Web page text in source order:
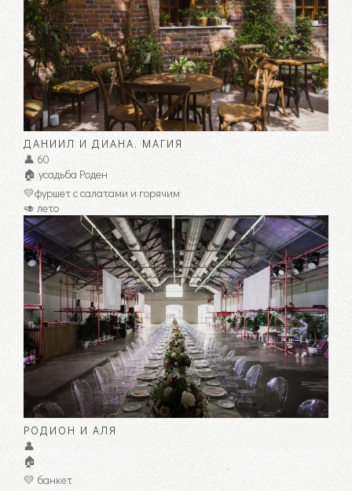
ДАНИИЛ И ДИАНА. МАГИЯ
👤 60
🏠 усадьба Роден
💛фуршет с салатами и горячим
🥑 лето
РОДИОН И АЛЯ
👤
🏠
💛 банкет